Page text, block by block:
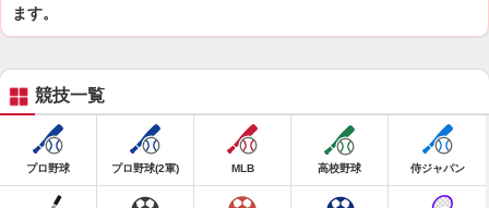
ます。
競技一覧
プロ野球 プロ野球(2軍) MLB 高校野球 侍ジャパン